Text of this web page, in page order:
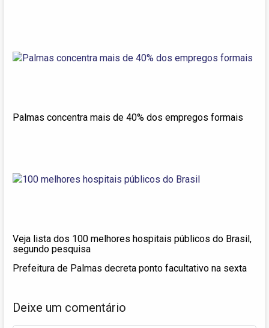
Palmas concentra mais de 40% dos empregos formais
Veja lista dos 100 melhores hospitais públicos do Brasil,
segundo pesquisa
Prefeitura de Palmas decreta ponto facultativo na sexta
Deixe um comentário